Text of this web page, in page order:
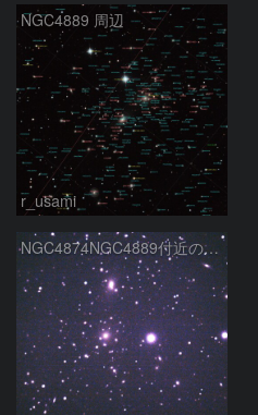
NGC4889 周辺
r_usami
NGC4874NGC4889付近の銀河団